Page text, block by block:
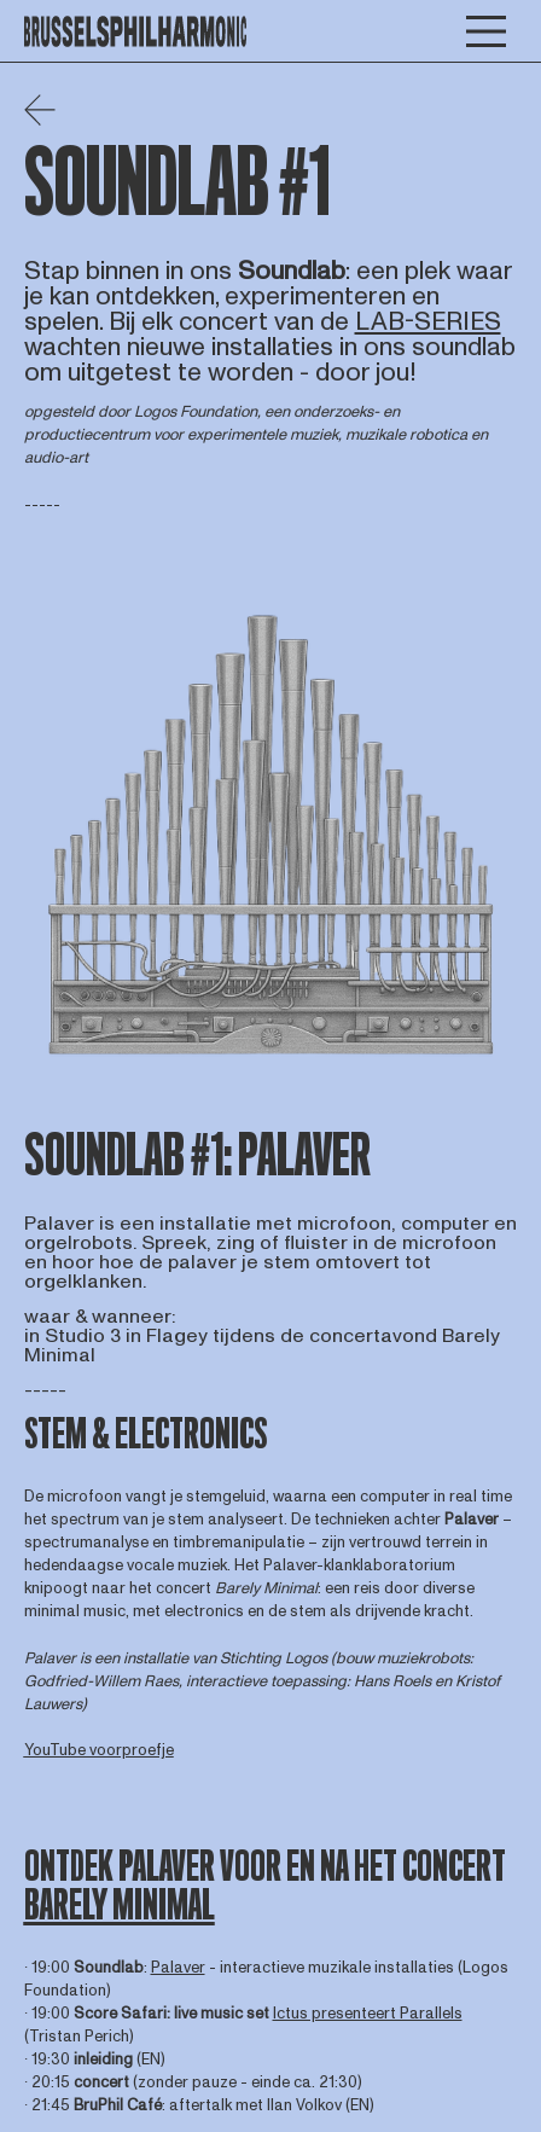
SOUNDLAB #1
Stap binnen in ons Soundlab: een plek waar
je kan ontdekken, experimenteren en
spelen. Bij elk concert van de LAB-SERIES
wachten nieuwe installaties in ons soundlab
om uitgetest te worden - door jou!
opgesteld door Logos Foundation, een onderzoeks- en
productiecentrum voor experimentele muziek, muzikale robotica en
audio-art
-----
SOUNDLAB #1: PALAVER
Palaver is een installatie met microfoon, computer en
orgelrobots. Spreek, zing of fluister in de microfoon
en hoor hoe de palaver je stem omtovert tot
orgelklanken.
waar & wanneer:
in Studio 3 in Flagey tijdens de concertavond Barely
Minimal
-----
STEM & ELECTRONICS
De microfoon vangt je stemgeluid, waarna een computer in real time
het spectrum van je stem analyseert. De technieken achterPalaver–
spectrumanalyse en timbremanipulatie – zijn vertrouwd terrein in
hedendaagse vocale muziek. Het Palaver-klanklaboratorium
knipoogt naar het concert Barely Minimal: een reis door diverse
minimal music, met electronics en de stem als drijvende kracht.
Palaver is een installatie van Stichting Logos (bouw muziekrobots:
Godfried-Willem Raes, interactieve toepassing: Hans Roels en Kristof
Lauwers)
YouTube voorproefje
ONTDEK PALAVER VOOR EN NA HET CONCERT
BARELY MINIMAL
∙ 19:00 Soundlab: Palaver- interactieve muzikale installaties (Logos
Foundation)
∙ 19:00 Score Safari: live music setIctus presenteert Parallels
(Tristan Perich)
∙ 19:30 inleiding(EN)
∙ 20:15 concert(zonder pauze - einde ca. 21:30)
∙ 21:45 BruPhil Café: aftertalk met Ilan Volkov (EN)